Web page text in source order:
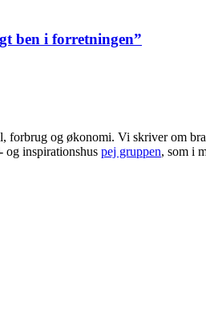
ben i forretningen”
og økonomi. Vi skriver om
og inspirationshus pej gruppen, som i